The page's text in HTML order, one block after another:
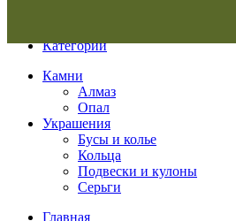
Категории
Камни
Алмаз
Опал
Украшения
Бусы и колье
Кольца
Подвески и кулоны
Серьги
Главная